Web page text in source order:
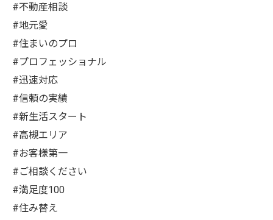
#不動産相談
#地元愛
#住まいのプロ
#プロフェッショナル
#迅速対応
#信頼の実績
#新生活スタート
#高槻エリア
#お客様第一
#ご相談ください
#満足度100
#住み替え